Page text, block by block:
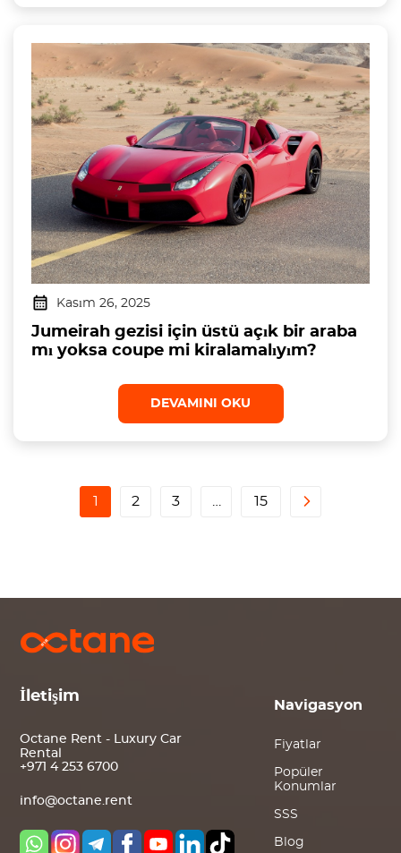
Kasım 26, 2025
Jumeirah gezisi için üstü açık bir araba
mı yoksa coupe mi kiralamalıyım?
DEVAMINI OKU
1 2 3 15
İletişim
Octane Rent - Luxury Car
Rental
+971 4 253 6700
info@octane.rent
Navigasyon
Fiyatlar
Popüler
Konumlar
SSS
Blog